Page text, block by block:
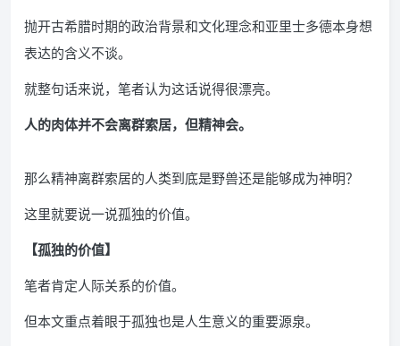
抛开古希腊时期的政治背景和文化理念和亚里士多德本身想
表达的含义不谈。
就整句话来说，笔者认为这话说得很漂亮。
人的肉体并不会离群索居，但精神会。
那么精神离群索居的人类到底是野兽还是能够成为神明？
这里就要说一说孤独的价值。
【孤独的价值】
笔者肯定人际关系的价值。
但本文重点着眼于孤独也是人生意义的重要源泉。